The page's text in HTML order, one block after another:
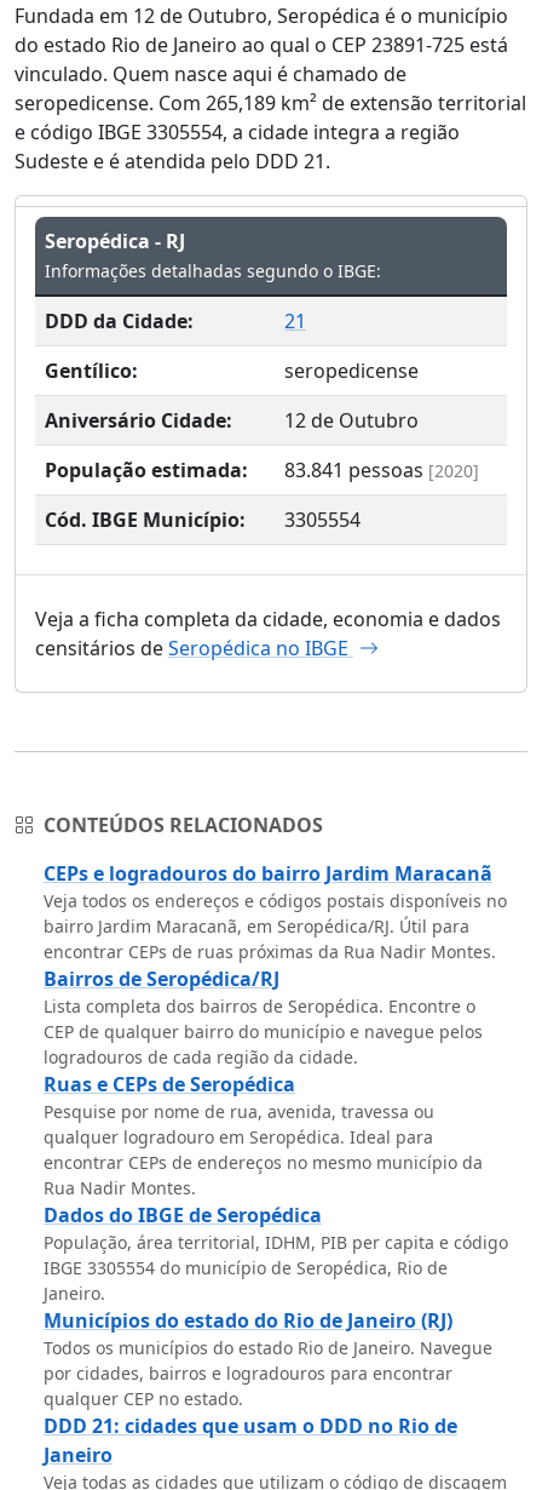
Fundada em 12 de Outubro, Seropédica é o município
do estado Rio de Janeiro ao qual o CEP 23891-725 está
vinculado. Quem nasce aqui é chamado de
seropedicense. Com 265,189 km² de extensão territorial
e código IBGE 3305554, a cidade integra a região
Sudeste e é atendida pelo DDD 21.
Seropédica - RJ
Informações detalhadas segundo o IBGE:
DDD da Cidade:
21
Gentílico:
seropedicense
Aniversário Cidade:
12 de Outubro
População estimada:
83.841 pessoas [2020]
Cód. IBGE Município: 3305554
Veja a ficha completa da cidade, economia e dados
censitários deSeropédica no IBGE
CONTEÚDOS RELACIONADOS
CEPs e logradouros do bairro Jardim Maracanã
Veja todos os endereços e códigos postais disponíveis no
bairro Jardim Maracanã, em Seropédica/RJ. Útil para
encontrar CEPs de ruas próximas da Rua Nadir Montes.
Bairros de Seropédica/RJ
Lista completa dos bairros de Seropédica. Encontre o
CEP de qualquer bairro do município e navegue pelos
logradouros de cada região da cidade.
Ruas e CEPs de Seropédica
Pesquise por nome de rua, avenida, travessa ou
qualquer logradouro em Seropédica. Ideal para
encontrar CEPs de endereços no mesmo município da
Rua Nadir Montes.
Dados do IBGE de Seropédica
População, área territorial, IDHM, PIB per capita e código
IBGE 3305554 do município de Seropédica, Rio de
Janeiro.
Municípios do estado do Rio de Janeiro (RJ)
Todos os municípios do estado Rio de Janeiro. Navegue
por cidades, bairros e logradouros para encontrar
qualquer CEP no estado.
DDD 21: cidades que usam o DDD no Rio de
Janeiro
Veja todas as cidades que utilizam o código de discagem